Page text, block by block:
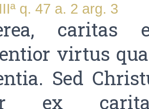
q. 47 a. 2 arg. 3
caritas
virtus
Sed
ex